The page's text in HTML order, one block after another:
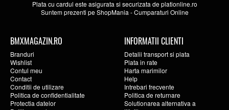
Plata cu cardul este asigurata si securizata deplationline.ro
Suntem prezenti peShopMania -Cumparaturi Online
BMXMAGAZIN.RO
Branduri
Wishlist
Contul meu
Contact
Conditii de utilizare
Politica de confidentialitate
Protectia datelor
INFORMATII CLIENTI
Detalii transport si plata
Plata in rate
Harta marimilor
Help
Intrebari frecvente
Politica de returnare
Solutionarea alternativa a